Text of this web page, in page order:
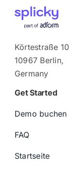
Körtestraße 10
10967 Berlin,
Germany
Get Started
Demo buchen
FAQ
Startseite